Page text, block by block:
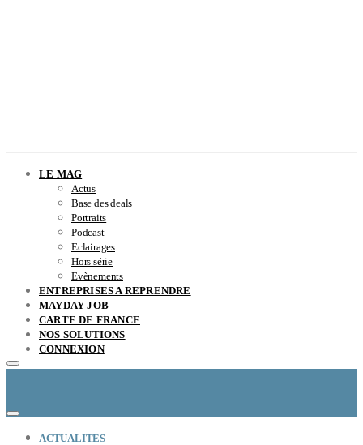
LE MAG
Actus
Base des deals
Portraits
Podcast
Eclairages
Hors série
Evènements
ENTREPRISES A REPRENDRE
MAYDAY JOB
CARTE DE FRANCE
NOS SOLUTIONS
CONNEXION
CONCEPT
ACTUALITES